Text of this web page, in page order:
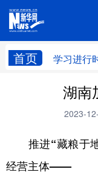
首页 学习进行
台湾 思
科技
湖南
2023-
推进“藏粮于
经营主体——